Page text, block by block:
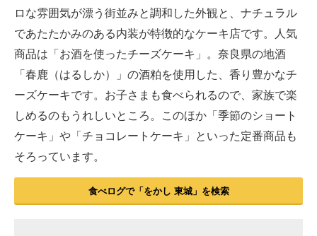
ロな雰囲気が漂う街並みと調和した外観と、ナチュラル
であたたかみのある内装が特徴的なケーキ店です。人気
商品は「お酒を使ったチーズケーキ」。奈良県の地酒
「春鹿（はるしか）」の酒粕を使用した、香り豊かなチ
ーズケーキです。お子さまも食べられるので、家族で楽
しめるのもうれしいところ。このほか「季節のショート
ケーキ」や「チョコレートケーキ」といった定番商品も
そろっています。
食べログで「をかし 東城」を検索